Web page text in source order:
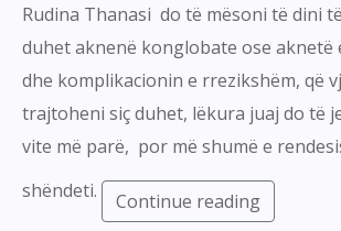
Rudina Thanasi do të mësoni të dini
duhet aknenë konglobate ose aknetë
dhe komplikacionin e rrezikshëm, që
trajtoheni siç duhet, lëkura juaj do të
vite më parë, por më shumë e
shëndeti.
Continue reading